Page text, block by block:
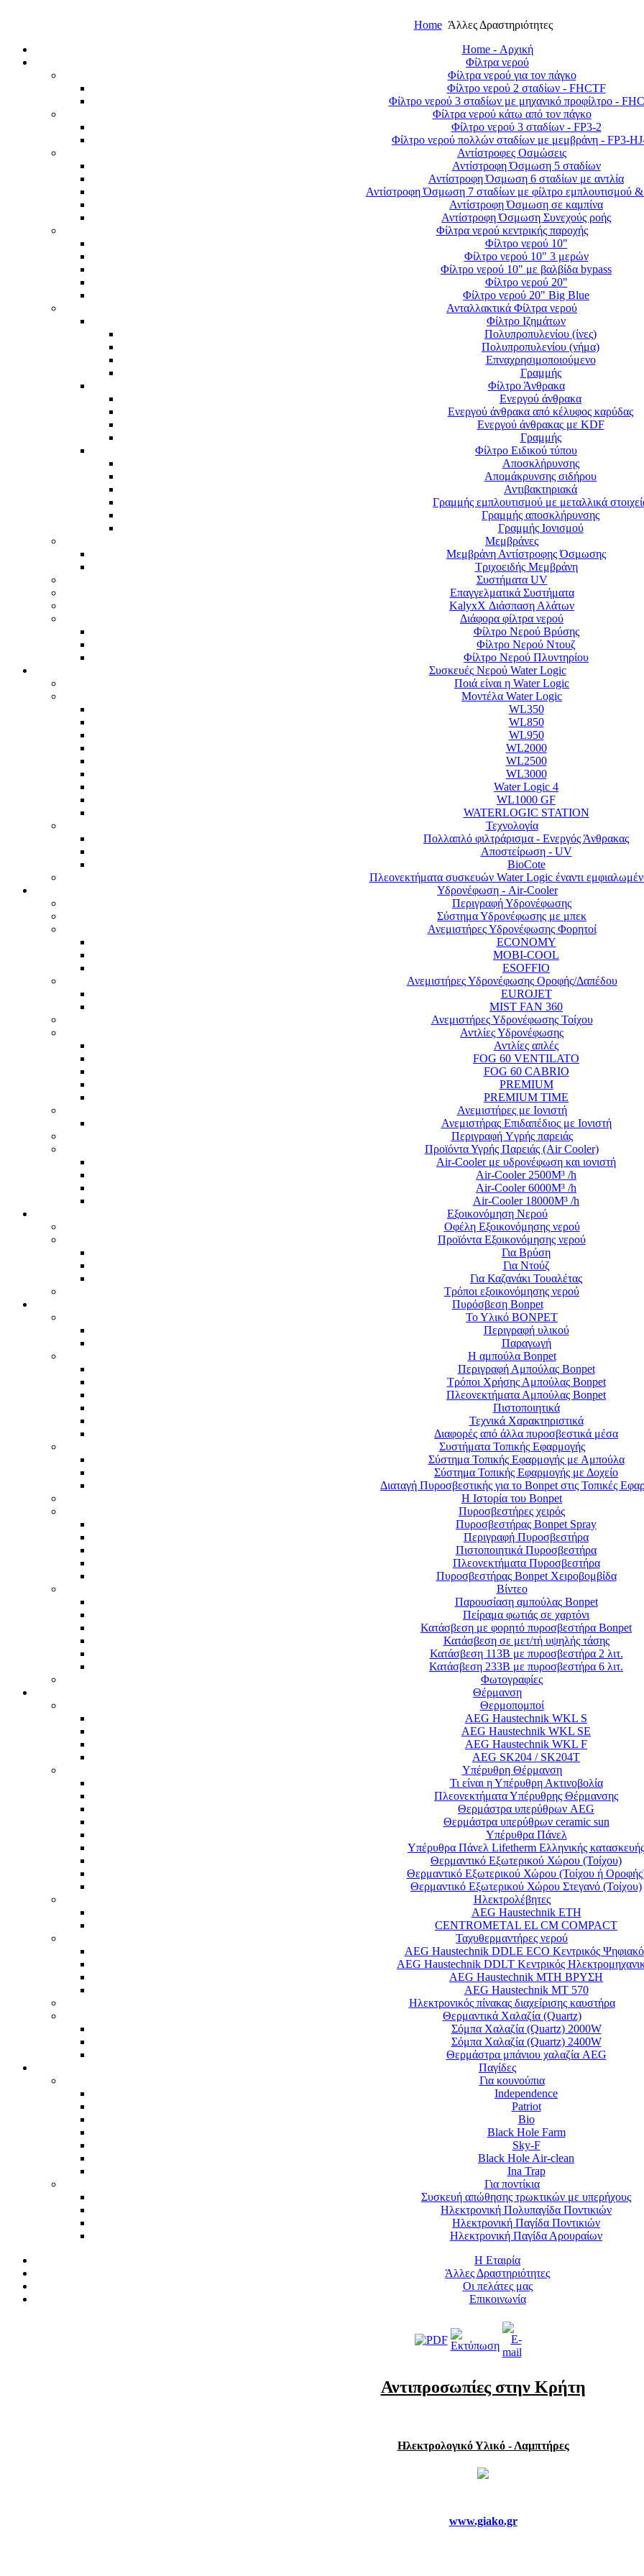
Home Άλλες Δραστηριότητες
Home - Αρχική
Φίλτρα νερού
Φίλτρα νερού για τον πάγκο
Φίλτρο νερού 2 σταδίων - FHCTF
Φίλτρο νερού 3 σταδίων με μηχανικό προφίλτρο -
Φίλτρα νερού κάτω από τον πάγκο
Φίλτρο νερού 3 σταδίων - FP3-2
Φίλτρο νερού πολλών σταδίων με μεμβράνη - FP3-
Αντίστροφες Οσμώσεις
Αντίστροφη Όσμωση 5 σταδίων
Αντίστροφη Όσμωση 6 σταδίων με αντλία
Αντίστροφη Όσμωση 7 σταδίων με φίλτρο εμπλουτισμού &
Αντίστροφη Όσμωση σε καμπίνα
Αντίστροφη Όσμωση Συνεχούς ροής
Φίλτρα νερού κεντρικής παροχής
Φίλτρο νερού 10"
Φίλτρο νερού 10" 3 μερών
Φίλτρο νερού 10" με βαλβίδα bypass
Φίλτρο νερού 20"
Φίλτρο νερού 20" Big Blue
Ανταλλακτικά Φίλτρα νερού
Φίλτρο Ιζημάτων
Πολυπροπυλενίου (ίνες)
Πολυπροπυλενίου (νήμα)
Επναχρησιμοποιούμενο
Γραμμής
Φίλτρο Άνθρακα
Ενεργού άνθρακα
Ενεργού άνθρακα από κέλυφος καρύδας
Ενεργoύ άνθρακας με KDF
Γραμμής
Φίλτρο Ειδικού τύπου
Αποσκλήρυνσης
Απομάκρυνσης σιδήρου
Αντιβακτηριακά
Γραμμής εμπλουτισμού με μεταλλικά
Γραμμής αποσκλήρυνσης
Γραμμής Ιονισμού
Μεμβράνες
Μεμβράνη Αντίστροφης Όσμωσης
Τριχοειδής Μεμβράνη
Συστήματα UV
Επαγγελματικά Συστήματα
KalyxX Διάσπαση Αλάτων
Διάφορα φίλτρα νερού
Φίλτρο Νερού Βρύσης
Φίλτρο Νερού Ντουζ
Φίλτρο Νερού Πλυντηρίου
Συσκευές Νερού Water Logic
Ποιά είναι η Water Logic
Μοντέλα Water Logic
WL350
WL850
WL950
WL2000
WL2500
WL3000
Water Logic 4
WL1000 GF
WATERLOGIC STATION
Τεχνολογία
Πολλαπλό φιλτράρισμα - Ενεργός Άνθρακας
Αποστείρωση - UV
BioCote
Πλεονεκτήματα συσκευών Water Logic έναντι
Υδρονέφωση - Air-Cooler
Περιγραφή Υδρονέφωσης
Σύστημα Υδρονέφωσης με μπεκ
Ανεμιστήρες Υδρονέφωσης Φορητoί
ECONOMY
MOBI-COOL
ESOFFIO
Ανεμιστήρες Υδρονέφωσης Οροφής/Δαπέδου
EUROJET
MIST FAN 360
Ανεμιστήρες Υδρονέφωσης Τοίχου
Αντλίες Υδρονέφωσης
Αντλίες απλές
FOG 60 VENTILATO
FOG 60 CABRIO
PREMIUM
PREMIUM TIME
Ανεμιστήρες με Ιονιστή
Ανεμιστήρας Επιδαπέδιος με Ιονιστή
Περιγραφή Yγρής παρειάς
Προϊόντα Υγρής Παρειάς (Air Cooler)
Air-Cooler με υδρονέφωση και ιονιστή
Air-Cooler 2500M³ /h
Air-Cooler 6000M³ /h
Air-Cooler 18000M³ /h
Εξοικονόμηση Νερού
Οφέλη Εξοικονόμησης νερού
Προϊόντα Εξοικονόμησης νερού
Για Βρύση
Για Ντούζ
Για Καζανάκι Τουαλέτας
Τρόποι εξοικονόμησης νερού
Πυρόσβεση Bonpet
Το Υλικό BONPET
Περιγραφή υλικού
Παραγωγή
Η αμπούλα Bonpet
Περιγραφή Αμπούλας Bonpet
Τρόποι Χρήσης Αμπούλας Bonpet
Πλεονεκτήματα Αμπούλας Bonpet
Πιστοποιητικά
Τεχνικά Χαρακτηριστικά
Διαφορές από άλλα πυροσβεστικά μέσα
Συστήματα Τοπικής Εφαρμογής
Σύστημα Τοπικής Εφαρμογής με Αμπούλα
Σύστημα Τοπικής Εφαρμογής με Δοχείο
Διαταγή Πυροσβεστικής για το Bonpet στις Τοπικές
Η Ιστορία του Bonpet
Πυροσβεστήρες χειρός
Πυροσβεστήρας Bonpet Spray
Περιγραφή Πυροσβεστήρα
Πιστοποιητικά Πυροσβεστήρα
Πλεονεκτήματα Πυροσβεστήρα
Πυροσβεστήρας Bonpet Χειροβομβίδα
Βίντεο
Παρουσίαση αμπούλας Bonpet
Πείραμα φωτιάς σε χαρτόνι
Κατάσβεση με φορητό πυροσβεστήρα Bonpet
Κατάσβεση σε μετ/τή υψηλής τάσης
Κατάσβεση 113Β με πυροσβεστήρα 2 λιτ.
Κατάσβεση 233Β με πυροσβεστήρα 6 λιτ.
Φωτογραφίες
Θέρμανση
Θερμοπομποί
AEG Haustechnik WKL S
AEG Haustechnik WKL SE
AEG Haustechnik WKL F
AEG SK204 / SK204T
Υπέρυθρη Θέρμανση
Τι είναι η Υπέρυθρη Ακτινοβολία
Πλεονεκτήματα Υπέρυθρης Θέρμανσης
Θερμάστρα υπερύθρων AEG
Θερμάστρα υπερύθρων ceramic sun
Υπέρυθρα Πάνελ
Υπέρυθρα Πάνελ Lifetherm Ελληνικής κατασκευής
Θερμαντικό Εξωτερικού Χώρου (Τοίχου)
Θερμαντικό Εξωτερικού Χώρου (Τοίχου ή
Θερμαντικό Εξωτερικού Χώρου Στεγανό (Τοίχου)
Ηλεκτρολέβητες
AEG Haustechnik ETH
CENTROMETAL EL CM COMPACT
Ταχυθερμαντήρες νερού
AEG Haustechnik DDLE ECO Κεντρικός
AEG Haustechnik DDLT Κεντρικός
AEG Haustechnik MTH ΒΡΥΣΗ
AEG Haustechnik MT 570
Ηλεκτρονικός πίνακας διαχείρισης καυστήρα
Θερμαντικά Χαλαζία (Quartz)
Σόμπα Χαλαζία (Quartz) 2000W
Σόμπα Χαλαζία (Quartz) 2400W
Θερμάστρα μπάνιου χαλαζία AEG
Παγίδες
Για κουνούπια
Independence
Patriot
Bio
Black Hole Farm
Sky-F
Black Hole Air-clean
Ina Trap
Για ποντίκια
Συσκευή απώθησης τρωκτικών με υπερήχους
Ηλεκτρονική Πολυπαγίδα Ποντικιών
Ηλεκτρονική Παγίδα Ποντικιών
Ηλεκτρονική Παγίδα Αρουραίων
Η Εταιρία
Άλλες Δραστηριότητες
Οι πελάτες μας
Επικοινωνία
Αντιπροσωπίες στην Κρήτη
Ηλεκτρολογικό Υλικό - Λαμπτήρες
www.giako.gr